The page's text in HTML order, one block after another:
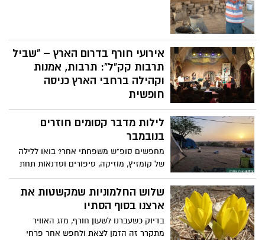
אירועי חורף בדרום הארץ – "שביל
תרבות קק"ל": תרבות, אמנות
וקהילה ברחבי הארץ כניסה
חופשית
קרן קימת לישראל ממשיכה לחזק את החוסן
הקהילתי והצמיחה התרבותית בפריפריה
החברתית והגיאוגרפית של ישראל, ויוזמת
סדרת אירועי תרבות חורפיים "שביל תרבות
קק"ל בשיתוף עם "קו תרבות" ו"תרבות
אמנות, תרבות וקהילה ברחבי הארץ מתוך
אמונה בכוחה של התרבות לחבר בין אנשים
וליצור מרחב של התחדשות וצמיחה.
האירועים פתוחים לקהל הרחב בכל הגילים,
לילות מדבר קסומים חוזרים
בנובמבר
מחפשים סופ"ש משפחתי אחר? בואו ללילה
של קומזיץ, מוזיקה, סיפורים וסדנאות תחת
שמיים זרועי כוכבים במדבר.
שלוש החלמוניות שמקשטות את
ארצנו בסוף הסתיו
בדיוק כשעברנו לשעון חורף, מזג האוויר
מתקרר זה הזמן לצאת ולחפש אחר פרחי